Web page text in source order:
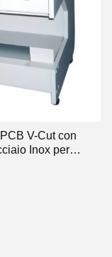
V-Cut con
Inox per